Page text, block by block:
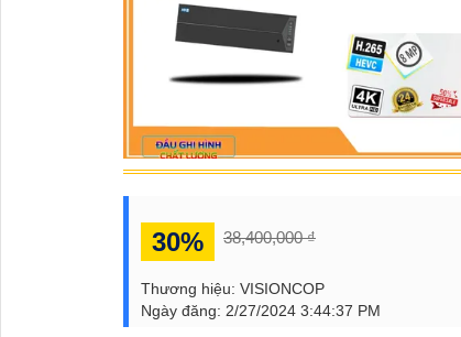
30% 38,400,000 ₫
Thương hiệu: VISIONCOP
Ngày đăng: 2/27/2024 3:44:37 PM